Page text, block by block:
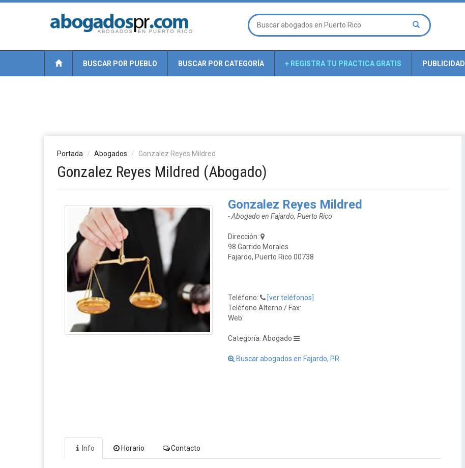
BUSCAR POR PUEBLO BUSCAR POR CATEGORÍA + REGISTRA TU PRACTICA GRATIS PUBLICIDAD
Portada Abogados Gonzalez Reyes Mildred
Gonzalez Reyes Mildred (Abogado)
Gonzalez Reyes Mildred
- Abogado en Fajardo, Puerto Rico
Dirección:
98 Garrido Morales
Fajardo, Puerto Rico 00738
Teléfono:
[ver teléfonos]
Teléfono Alterno / Fax:
Web:
Categoría: Abogado
Buscar abogados en Fajardo, PR
Info Horario Contacto